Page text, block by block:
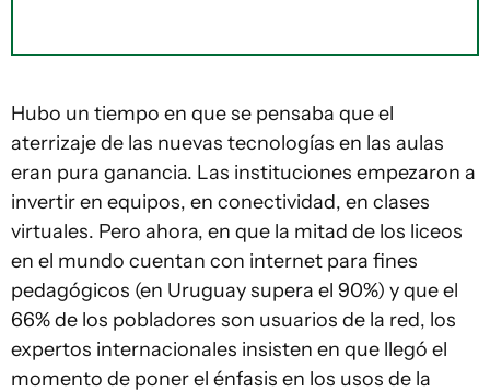
Hubo un tiempo en que se pensaba que el
aterrizaje de las nuevas tecnologías en las aulas
eran pura ganancia. Las instituciones empezaron a
invertir en equipos, en conectividad, en clases
virtuales. Pero ahora, en que la mitad de los liceos
en el mundo cuentan con internet para fines
pedagógicos (en Uruguay supera el 90%) y que el
66% de los pobladores son usuarios de la red, los
expertos internacionales insisten en que llegó el
momento de poner el énfasis en los usos de la